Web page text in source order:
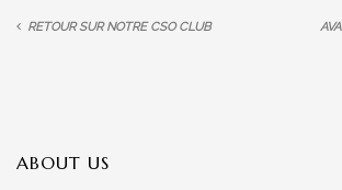
RETOUR SUR NOTRE CSO CLUB
ABOUT US